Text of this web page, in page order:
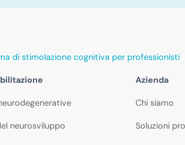
di stimolazione cognitiva per professionisti
neurosviluppo
Azienda
Chi siamo
Soluzioni